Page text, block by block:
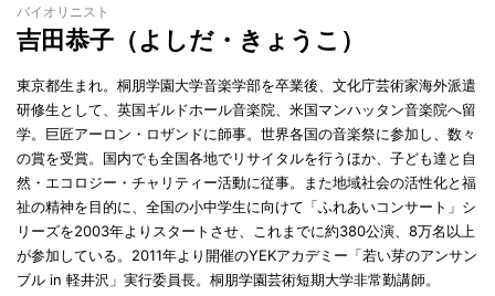
バイオリニスト
吉田恭子（よしだ・きょうこ）
東京都生まれ。桐朋学園大学音楽学部を卒業後、文化庁芸術家海外派遣
研修生として、英国ギルドホール音楽院、米国マンハッタン音楽院へ留
学。巨匠アーロン・ロザンドに師事。世界各国の音楽祭に参加し、数々
の賞を受賞。国内でも全国各地でリサイタルを行うほか、子ども達と自
然・エコロジー・チャリティー活動に従事。また地域社会の活性化と福
祉の精神を目的に、全国の小中学生に向けて「ふれあいコンサート」シ
リーズを2003年よりスタートさせ、これまでに約380公演、8万名以上
が参加している。2011年より開催のYEKアカデミー「若い芽のアンサン
ブル in 軽井沢」実行委員長。桐朋学園芸術短期大学非常勤講師。